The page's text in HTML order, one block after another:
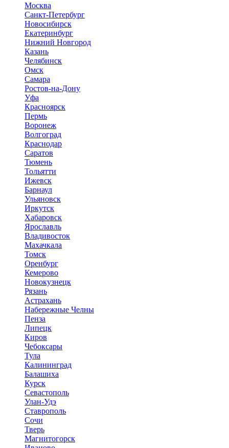
Москва
Санкт-Петербург
Новосибирск
Екатеринбург
Нижний Новгород
Казань
Челябинск
Омск
Самара
Ростов-на-Дону
Уфа
Красноярск
Пермь
Воронеж
Волгоград
Краснодар
Саратов
Тюмень
Тольятти
Ижевск
Барнаул
Ульяновск
Иркутск
Хабаровск
Ярославль
Владивосток
Махачкала
Томск
Оренбург
Кемерово
Новокузнецк
Рязань
Астрахань
Набережные Челны
Пенза
Липецк
Киров
Чебоксары
Тула
Калининград
Балашиха
Курск
Севастополь
Улан-Удэ
Ставрополь
Сочи
Тверь
Магнитогорск